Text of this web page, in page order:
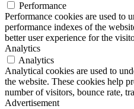
Performance
Performance cookies are used to
performance indexes of the
better user experience for the
Analytics
Analytics
Analytical cookies are used to
the website. These cookies help
number of visitors, bounce rate,
Advertisement